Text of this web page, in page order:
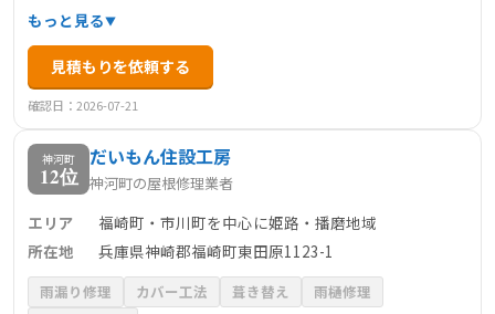
士・雨漏り診断士が在籍し、原因調査には散水試験や赤外
線調査を駆使。火災保険対応や10年保証制度を整備し、経
験豊かな職人が高品質な施工を提供。雨漏り部分修理、葺
き替え、カバー工法、防水・漆喰工事など幅広い施工に対
応し、お客様目線で最適な修理プランを提案します。
もっと見る
見積もりを依頼する
確認日：2026-07-21
神河町
12位
だいもん住設工房
神河町の屋根修理業者
エリア
福崎町・市川町を中心に姫路・播磨地域
所在地
兵庫県神崎郡福崎町東田原1123-1
雨漏り修理 カバー工法 葺き替え
雨樋修理